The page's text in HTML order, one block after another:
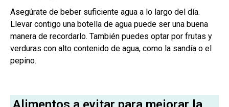
Asegúrate de beber suficiente agua a lo largo del día.
Llevar contigo una botella de agua puede ser una buena
manera de recordarlo. También puedes optar por frutas y
verduras con alto contenido de agua, como la sandía o el
pepino.